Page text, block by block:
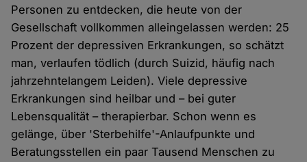
Personen zu entdecken, die heute von der
Gesellschaft vollkommen alleingelassen werden: 25
Prozent der depressiven Erkrankungen, so schätzt
man, verlaufen tödlich (durch Suizid, häufig nach
jahrzehntelangem Leiden). Viele depressive
Erkrankungen sind heilbar und – bei guter
Lebensqualität – therapierbar. Schon wenn es
gelänge, über 'Sterbehilfe'-Anlaufpunkte und
Beratungsstellen ein paar Tausend Menschen zu